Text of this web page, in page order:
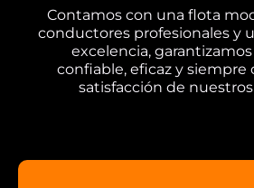
Contamos con una flota
conductores profesionales y
excelencia,
confiable, eficaz y siempre
satisfacción de nuestros